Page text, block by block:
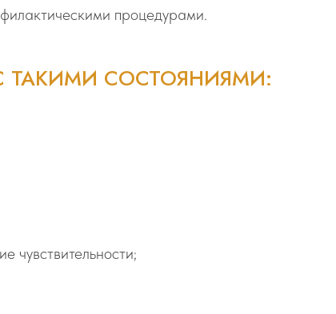
процедурами.
ТАКИМИ СОСТОЯНИЯМИ:
чувствительности;